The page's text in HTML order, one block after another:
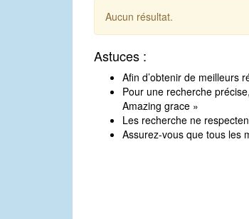
Aucun résultat.
Astuces :
Afin d’obtenir de meilleurs
Pour une recherche
Amazing grace »
Les recherche ne
Assurez-vous que tous les